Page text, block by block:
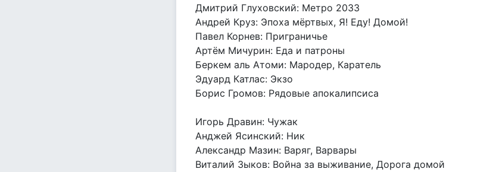
Дмитрий Глуховский: Метро 2033
Андрей Круз: Эпоха мёртвых, Я! Еду! Домой!
Павел Корнев: Приграничье
Артём Мичурин: Еда и патроны
Беркем аль Атоми: Мародер, Каратель
Эдуард Катлас: Экзо
Борис Громов: Рядовые апокалипсиса
Игорь Дравин: Чужак
Анджей Ясинский: Ник
Александр Мазин: Варяг, Варвары
Виталий Зыков: Война за выживание, Дорога домой